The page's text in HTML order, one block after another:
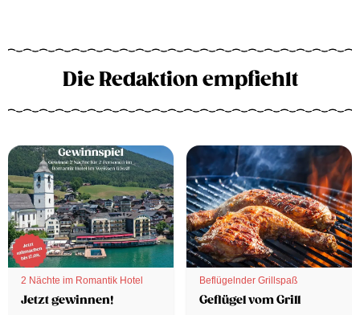
Die Redaktion empfiehlt
2 Nächte im Romantik Hotel
Jetzt gewinnen!
Beflügelnder Grillspaß
Geflügel vom Grill